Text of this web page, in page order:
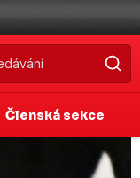
Členská sekce